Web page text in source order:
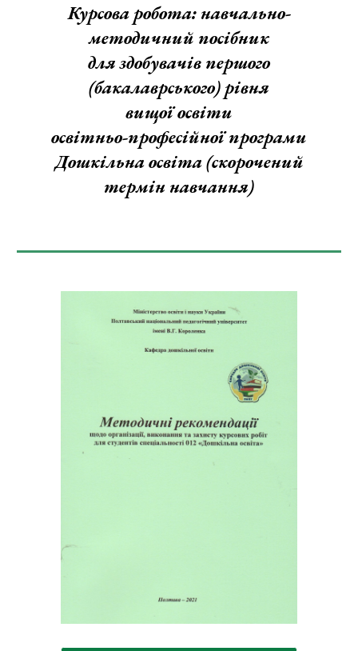
Курсова робота: навчально-
методичний посібник
для здобувачів першого
(бакалаврського) рівня
вищої освіти
освітньо-професійної програми
Дошкільна освіта (скорочений
термін навчання)